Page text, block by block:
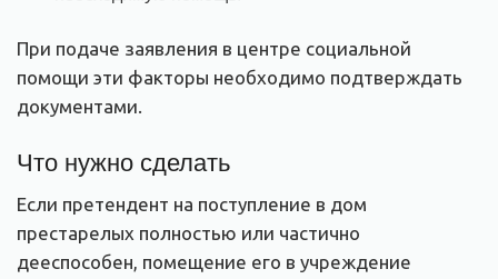
При подаче заявления в центре социальной
помощи эти факторы необходимо подтверждать
документами.
Что нужно сделать
Если претендент на поступление в дом
престарелых полностью или частично
дееспособен, помещение его в учреждение